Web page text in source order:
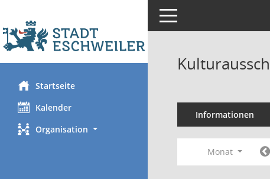
Startseite
Kalender
Organisation
Toggle navigation
Informationen
Monat